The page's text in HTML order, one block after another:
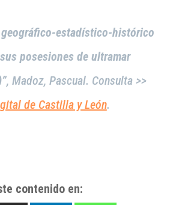
geográfico-estadístico-histórico
posesiones de ultramar
, Madoz, Pascual. Consulta >>
de Castilla y León.
contenido en: